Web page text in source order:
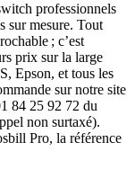
professionnels
sur mesure. Tout
; c’est
prix sur la large
Epson, et tous les
sur notre site
84 25 92 72 du
non surtaxé).
Pro, la référence